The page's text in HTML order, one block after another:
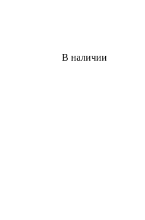
В наличии